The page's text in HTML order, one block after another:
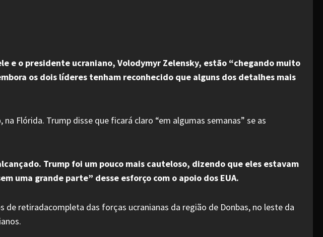
e o presidente ucraniano, Volodymyr Zelensky, estão “chegando muito
os dois líderes tenham reconhecido que alguns dos detalhes mais
Flórida. Trump disse que ficará claro “em algumas semanas” se as
Trump foi um pouco mais cauteloso, dizendo que eles estavam
uma grande parte” desse esforço com o apoio dos EUA.
retiradacompleta das forças ucranianas da região de Donbas, no leste da